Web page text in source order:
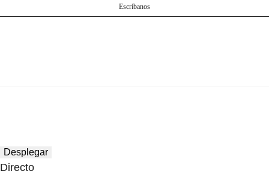
Escríbanos
Desplegar
Directo